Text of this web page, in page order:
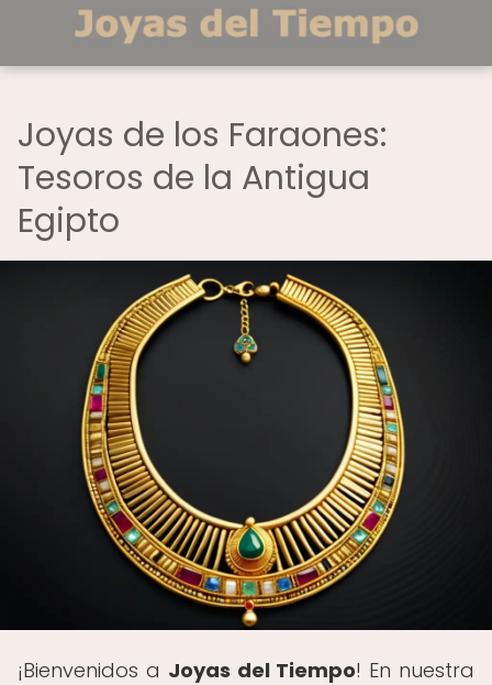
Joyas de los Faraones:
Tesoros de la Antigua
Egipto
¡Bienvenidos a Joyas del Tiempo! En nuestra